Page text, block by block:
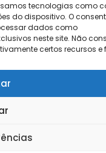
tecnologias como
do dispositivo. O
dados como
neste site. Não
certos recursos e